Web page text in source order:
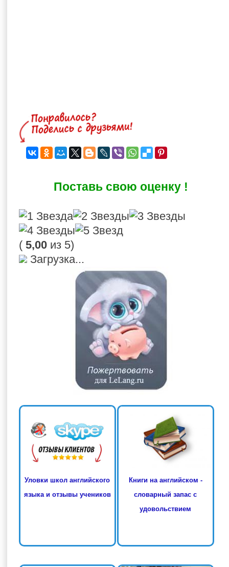
Поставь свою оценку !
( 5,00из 5)
Загрузка...
Уловки школ английского
языка и отзывы учеников
Книги на английском -
словарный запас с
удовольствием